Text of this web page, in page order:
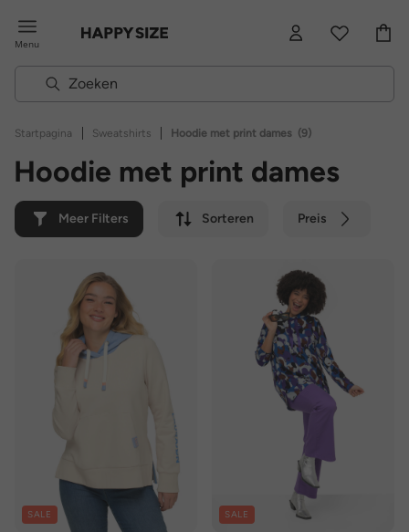
Menu
Startpagina | Sweatshirts | Hoodie met print dames (9)
Hoodie met print dames
Meer Filters Sorteren Preis
SALE SALE